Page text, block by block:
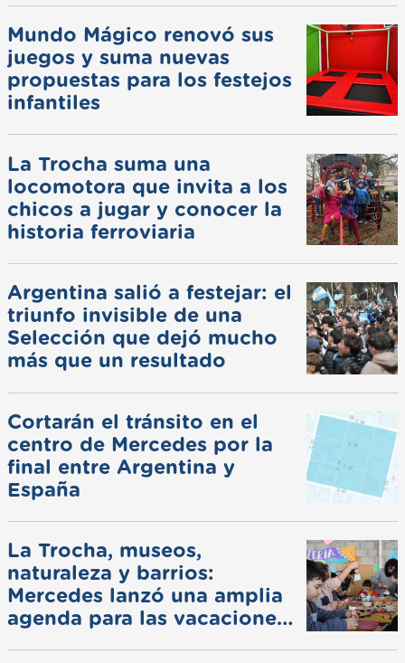
Mundo Mágico renovó sus
juegos y suma nuevas
propuestas para los festejos
infantiles
La Trocha suma una
locomotora que invita a los
chicos a jugar y conocer la
historia ferroviaria
Argentina salió a festejar: el
triunfo invisible de una
Selección que dejó mucho
más que un resultado
Cortarán el tránsito en el
centro de Mercedes por la
final entre Argentina y
España
La Trocha, museos,
naturaleza y barrios:
Mercedes lanzó una amplia
agenda para las vacaciones